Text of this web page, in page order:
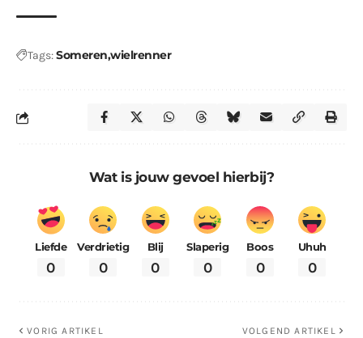
Tags:Someren wielrenner
Wat is jouw gevoel hierbij?
Liefde
0
Verdrietig
0
Blij
0
Slaperig
0
Boos
0
Uhuh
0
VORIG ARTIKEL VOLGEND ARTIKEL